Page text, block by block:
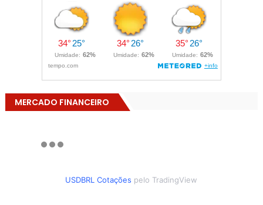
MERCADO FINANCEIRO
USDBRL Cotações pelo TradingView